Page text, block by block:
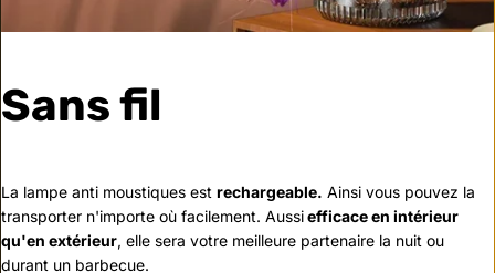
Sans fil
La lampe anti moustiques est rechargeable. Ainsi vous pouvez la
transporter n'importe où facilement. Aussiefficace en intérieur
qu'en extérieur, elle sera votre meilleure partenaire la nuit ou
durant un barbecue.